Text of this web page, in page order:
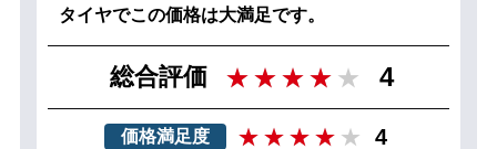
タイヤでこの価格は大満足です。
総合評価 4
価格満足度 4